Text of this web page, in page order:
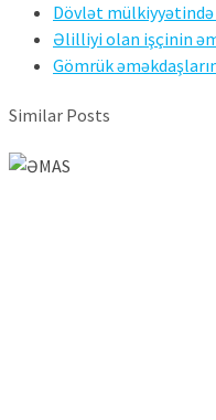
Dövlət mülkiyyətində
Əlilliyi olan işçinin
Gömrük
Similar Posts